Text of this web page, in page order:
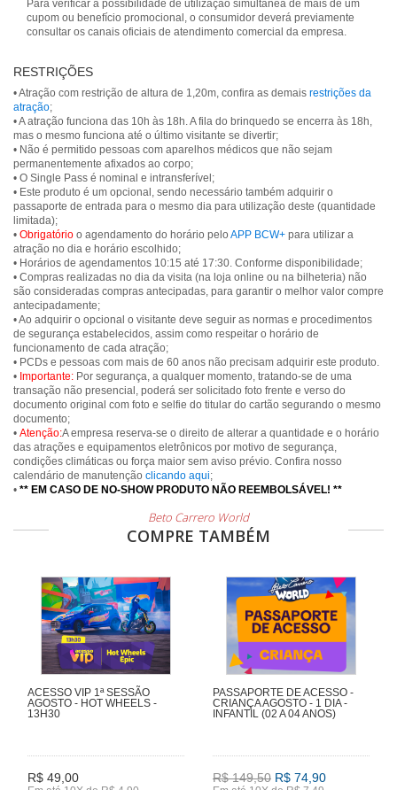
Para verificar a possibilidade de utilização simultânea de mais de um
cupom ou benefício promocional, o consumidor deverá previamente
consultar os canais oficiais de atendimento comercial da empresa.
RESTRIÇÕES
• Atração com restrição de altura de 1,20m, confira as demais restrições da
atração;
• A atração funciona das 10h às 18h. A fila do brinquedo se encerra às 18h,
mas o mesmo funciona até o último visitante se divertir;
• Não é permitido pessoas com aparelhos médicos que não sejam
permanentemente afixados ao corpo;
• O Single Pass é nominal e intransferível;
• Este produto é um opcional, sendo necessário também adquirir o
passaporte de entrada para o mesmo dia para utilização deste (quantidade
limitada);
• Obrigatório o agendamento do horário pelo APP BCW+ para utilizar a
atração no dia e horário escolhido;
• Horários de agendamentos 10:15 até 17:30. Conforme disponibilidade;
• Compras realizadas no dia da visita (na loja online ou na bilheteria) não
são consideradas compras antecipadas, para garantir o melhor valor compre
antecipadamente;
• Ao adquirir o opcional o visitante deve seguir as normas e procedimentos
de segurança estabelecidos, assim como respeitar o horário de
funcionamento de cada atração;
• PCDs e pessoas com mais de 60 anos não precisam adquirir este produto.
• Importante: Por segurança, a qualquer momento, tratando-se de uma
transação não presencial, poderá ser solicitado foto frente e verso do
documento original com foto e selfie do titular do cartão segurando o mesmo
documento;
• Atenção:A empresa reserva-se o direito de alterar a quantidade e o horário
das atrações e equipamentos eletrônicos por motivo de segurança,
condições climáticas ou força maior sem aviso prévio. Confira nosso
calendário de manutenção clicando aqui;
• ** EM CASO DE NO-SHOW PRODUTO NÃO REEMBOLSÁVEL! **
Beto Carrero World
COMPRE TAMBÉM
ACESSO VIP 1ª SESSÃO
AGOSTO - HOT WHEELS -
13H30
R$ 49,00
PASSAPORTE DE ACESSO -
CRIANÇA AGOSTO - 1 DIA -
INFANTIL (02 A 04 ANOS)
R$ 149,50 R$ 74,90